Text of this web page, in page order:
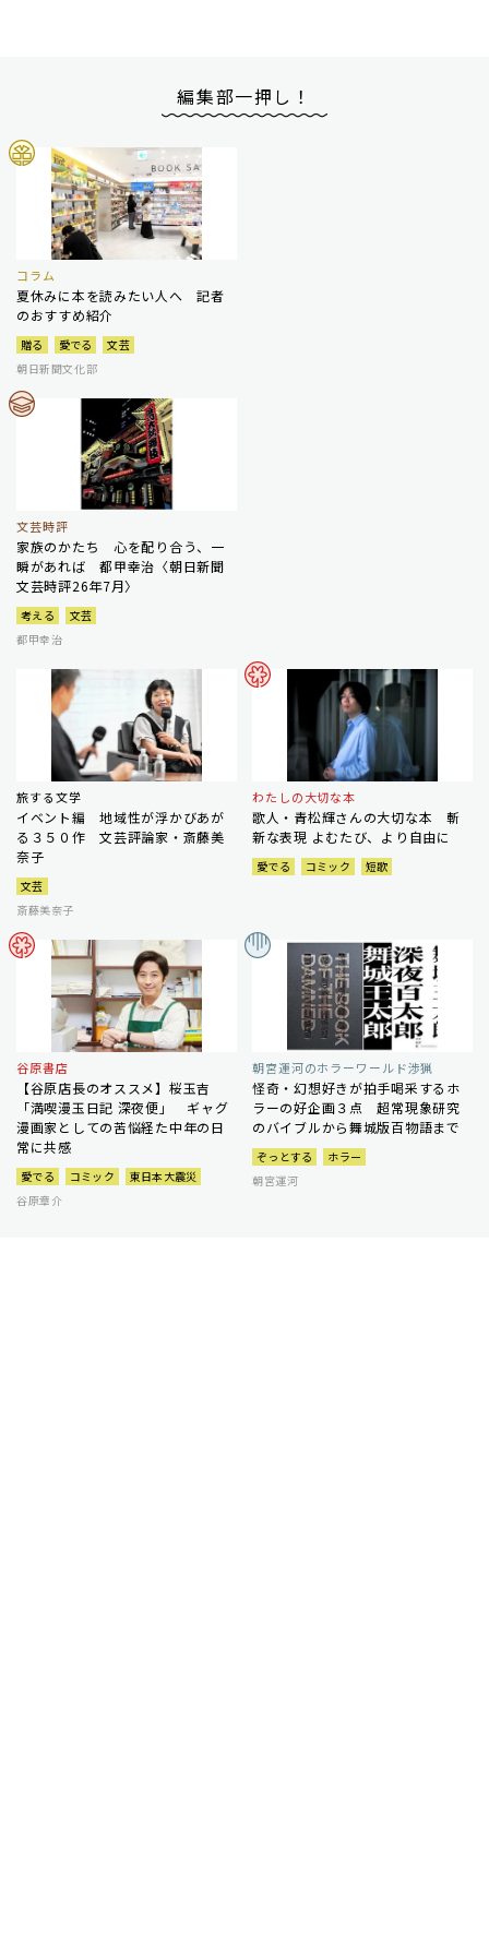
編集部一押し！
コラム
夏休みに本を読みたい人へ 記者
のおすすめ紹介
贈る 愛でる
文芸
朝日新聞文化部
文芸時評
家族のかたち 心を配り合う、一
瞬があれば 都甲幸治〈朝日新聞
文芸時評26年7月〉
考える
文芸
都甲幸治
旅する文学
イベント編 地域性が浮かびあが
る３５０作 文芸評論家・斎藤美
奈子
文芸
斎藤美奈子
わたしの大切な本
歌人・青松輝さんの大切な本 斬
新な表現 よむたび、より自由に
愛でる コミック 短歌
谷原書店
【谷原店長のオススメ】桜玉吉
「満喫漫玉日記 深夜便」 ギャグ
漫画家としての苦悩経た中年の日
常に共感
愛でる コミック
東日本大震災
谷原章介
朝宮運河のホラーワールド渉猟
怪奇・幻想好きが拍手喝采するホ
ラーの好企画３点 超常現象研究
のバイブルから舞城版百物語まで
ぞっとする
ホラー
朝宮運河